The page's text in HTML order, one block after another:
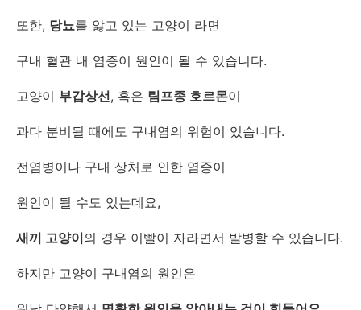
또한, 당뇨를 앓고 있는 고양이 라면
구내 혈관 내 염증이 원인이 될 수 있습니다.
고양이 부갑상선, 혹은 림프종 호르몬이
과다 분비될 때에도 구내염의 위험이 있습니다.
전염병이나 구내 상처로 인한 염증이
원인이 될 수도 있는데요,
새끼 고양이의 경우 이빨이 자라면서 발병할 수 있습니다.
하지만 고양이 구내염의 원인은